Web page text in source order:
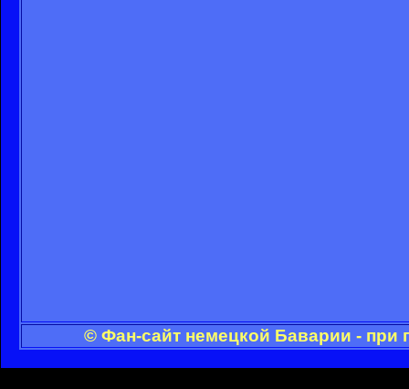
© Фан-сайт немецкой Баварии - при